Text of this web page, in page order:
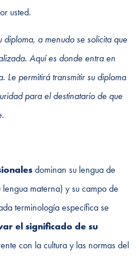
usted.
diploma, a menudo se solicita que
Aquí es donde entra en
Le permitirá transmitir su diploma
para el destinatario de que
dominan su lengua de
materna) y su campo de
terminología específica se
el significado de su
con la cultura y las normas del